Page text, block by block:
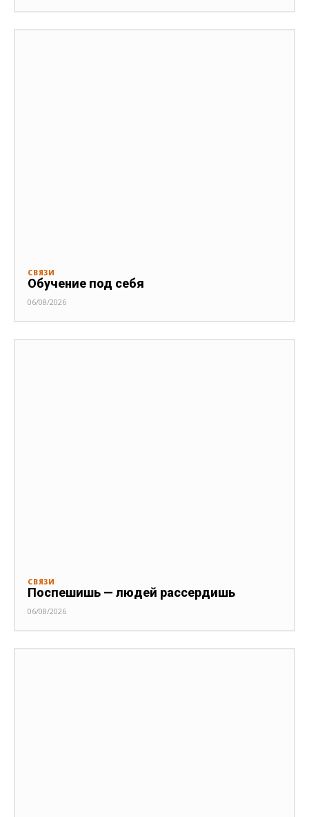
СВЯЗИ
Обучение под себя
06/08/2026
СВЯЗИ
Поспешишь — людей рассердишь
06/08/2026